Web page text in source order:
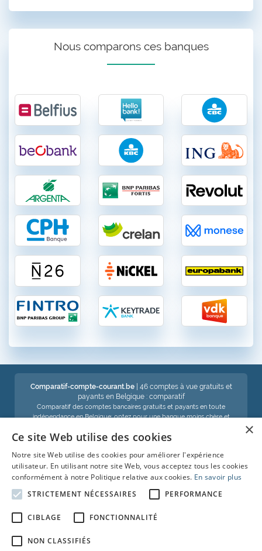
Nous comparons ces banques
Comparatif-compte-courant.be| 46 comptes à vue gratuits et
payants en Belgique : comparatif
Comparatif des comptes bancaires gratuits et payants en toute
indépendance en Belgique: optez pour une banque moins chère et
Voir aussi :
×
Ce site Web utilise des cookies
Notre site Web utilise des cookies pour améliorer l'expérience
utilisateur. En utilisant notre site Web, vous acceptez tous les cookies
conformément à notre Politique relative aux cookies. En savoir plus
STRICTEMENT NÉCESSAIRES
PERFORMANCE
CIBLAGE FONCTIONNALITÉ
NON CLASSIFIÉS